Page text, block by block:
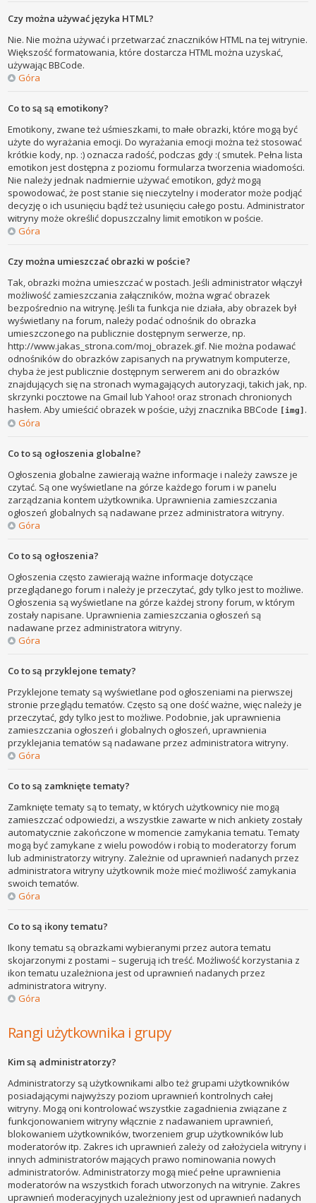
Czy można używać języka HTML?
Nie. Nie można używać i przetwarzać znaczników HTML na tej witrynie.
Większość formatowania, które dostarcza HTML można uzyskać,
używając BBCode.
Góra
Co to są są emotikony?
Emotikony, zwane też uśmieszkami, to małe obrazki, które mogą być
użyte do wyrażania emocji. Do wyrażania emocji można też stosować
krótkie kody, np. :) oznacza radość, podczas gdy :( smutek. Pełna lista
emotikon jest dostępna z poziomu formularza tworzenia wiadomości.
Nie należy jednak nadmiernie używać emotikon, gdyż mogą
spowodować, że post stanie się nieczytelny i moderator może podjąć
decyzję o ich usunięciu bądź też usunięciu całego postu. Administrator
witryny może określić dopuszczalny limit emotikon w poście.
Góra
Czy można umieszczać obrazki w poście?
Tak, obrazki można umieszczać w postach. Jeśli administrator włączył
możliwość zamieszczania załączników, można wgrać obrazek
bezpośrednio na witrynę. Jeśli ta funkcja nie działa, aby obrazek był
wyświetlany na forum, należy podać odnośnik do obrazka
umieszczonego na publicznie dostępnym serwerze, np.
http://www.jakas_strona.com/moj_obrazek.gif. Nie można podawać
odnośników do obrazków zapisanych na prywatnym komputerze,
chyba że jest publicznie dostępnym serwerem ani do obrazków
znajdujących się na stronach wymagających autoryzacji, takich jak, np.
skrzynki pocztowe na Gmail lub Yahoo! oraz stronach chronionych
hasłem. Aby umieścić obrazek w poście, użyj znacznika BBCode [img] .
Góra
Co to są ogłoszenia globalne?
Ogłoszenia globalne zawierają ważne informacje i należy zawsze je
czytać. Są one wyświetlane na górze każdego forum i w panelu
zarządzania kontem użytkownika. Uprawnienia zamieszczania
ogłoszeń globalnych są nadawane przez administratora witryny.
Góra
Co to są ogłoszenia?
Ogłoszenia często zawierają ważne informacje dotyczące
przeglądanego forum i należy je przeczytać, gdy tylko jest to możliwe.
Ogłoszenia są wyświetlane na górze każdej strony forum, w którym
zostały napisane. Uprawnienia zamieszczania ogłoszeń są
nadawane przez administratora witryny.
Góra
Co to są przyklejone tematy?
Przyklejone tematy są wyświetlane pod ogłoszeniami na pierwszej
stronie przeglądu tematów. Często są one dość ważne, więc należy je
przeczytać, gdy tylko jest to możliwe. Podobnie, jak uprawnienia
zamieszczania ogłoszeń i globalnych ogłoszeń, uprawnienia
przyklejania tematów są nadawane przez administratora witryny.
Góra
Co to są zamknięte tematy?
Zamknięte tematy są to tematy, w których użytkownicy nie mogą
zamieszczać odpowiedzi, a wszystkie zawarte w nich ankiety zostały
automatycznie zakończone w momencie zamykania tematu. Tematy
mogą być zamykane z wielu powodów i robią to moderatorzy forum
lub administratorzy witryny. Zależnie od uprawnień nadanych przez
administratora witryny użytkownik może mieć możliwość zamykania
swoich tematów.
Góra
Co to są ikony tematu?
Ikony tematu są obrazkami wybieranymi przez autora tematu
skojarzonymi z postami – sugerują ich treść. Możliwość korzystania z
ikon tematu uzależniona jest od uprawnień nadanych przez
administratora witryny.
Góra
Rangi użytkownika i grupy
Kim są administratorzy?
Administratorzy są użytkownikami albo też grupami użytkowników
posiadającymi najwyższy poziom uprawnień kontrolnych całej
witryny. Mogą oni kontrolować wszystkie zagadnienia związane z
funkcjonowaniem witryny włącznie z nadawaniem uprawnień,
blokowaniem użytkowników, tworzeniem grup użytkowników lub
moderatorów itp. Zakres ich uprawnień zależy od założyciela witryny i
innych administratorów mających prawo nominowania nowych
administratorów. Administratorzy mogą mieć pełne uprawnienia
moderatorów na wszystkich forach utworzonych na witrynie. Zakres
uprawnień moderacyjnych uzależniony jest od uprawnień nadanych